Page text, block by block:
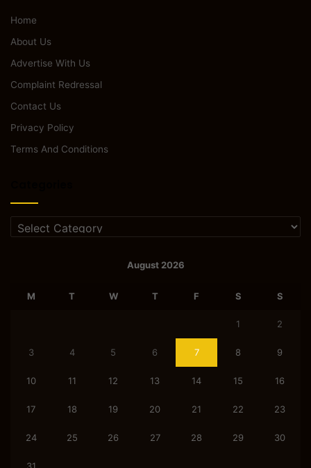
Home
About Us
Advertise With Us
Complaint Redressal
Contact Us
Privacy Policy
Terms And Conditions
Categories
August 2026
M T W T F S S
1 2
3 4 5 6 7 8 9
10 11 12 13 14 15 16
17 18 19 20 21 22 23
24 25 26 27 28 29 30